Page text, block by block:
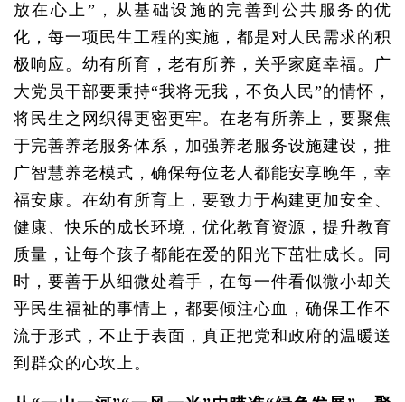
放在心上”，从基础设施的完善到公共服务的优
化，每一项民生工程的实施，都是对人民需求的积
极响应。幼有所育，老有所养，关乎家庭幸福。广
大党员干部要秉持“我将无我，不负人民”的情怀，
将民生之网织得更密更牢。在老有所养上，要聚焦
于完善养老服务体系，加强养老服务设施建设，推
广智慧养老模式，确保每位老人都能安享晚年，幸
福安康。在幼有所育上，要致力于构建更加安全、
健康、快乐的成长环境，优化教育资源，提升教育
质量，让每个孩子都能在爱的阳光下茁壮成长。同
时，要善于从细微处着手，在每一件看似微小却关
乎民生福祉的事情上，都要倾注心血，确保工作不
流于形式，不止于表面，真正把党和政府的温暖送
到群众的心坎上。